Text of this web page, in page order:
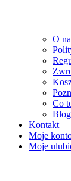
O
Co
Blog
Kontakt
Moje
Moje